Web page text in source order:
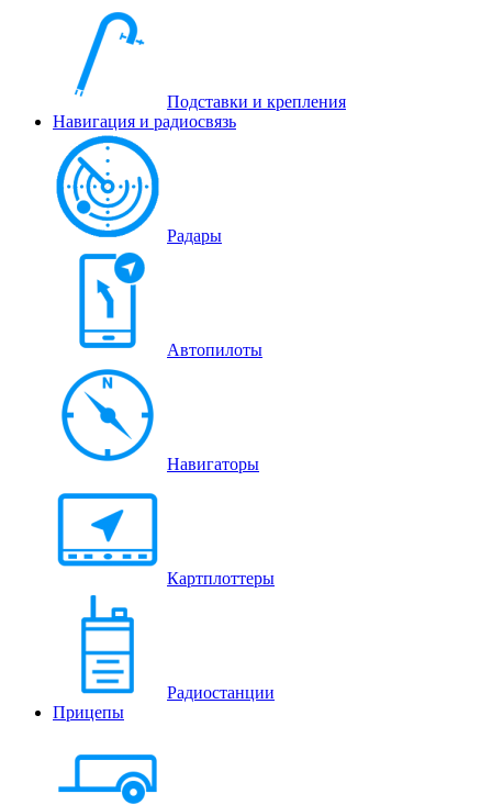
Подставки и крепления
Навигация и радиосвязь
Радары
Автопилоты
Навигаторы
Картплоттеры
Радиостанции
Прицепы